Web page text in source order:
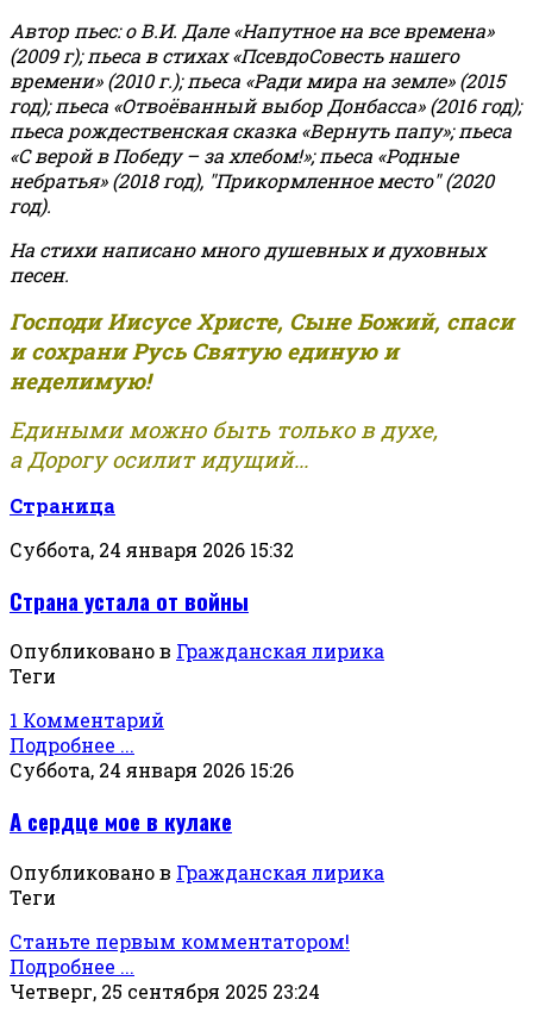
Автор пьес: о В.И. Дале «Напутное на все времена»
(2009 г); пьеса в стихах «ПсевдоСовесть нашего
времени» (2010 г.); пьеса «Ради мира на земле» (2015
год); пьеса «Отвоёванный выбор Донбасса» (2016 год);
пьеса рождественская сказка «Вернуть папу»; пьеса
«С верой в Победу – за хлебом!»;пьеса «Родные
небратья» (2018 год), "Прикормленное место" (2020
год).
На стихи написано много душевных и духовных
песен.
Господи Иисусе Христе, Сыне Божий, спаси
и сохрани Русь Святую единую и
неделимую!
Едиными можно быть только в духе,
а Дорогу осилит идущий...
Страница
Суббота, 24 января 2026 15:32
Страна устала от войны
Опубликовано в Гражданская лирика
Теги
1 Комментарий
Подробнее ...
Суббота, 24 января 2026 15:26
А сердце мое в кулаке
Опубликовано в Гражданская лирика
Теги
Станьте первым комментатором!
Подробнее ...
Четверг, 25 сентября 2025 23:24